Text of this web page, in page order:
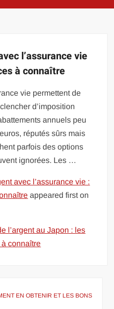
l’assurance vie
à connaître
vie permettent de
d’imposition
annuels peu
réputés sûrs mais
parfois des options
ignorées. Les …
avec l’assurance vie :
appeared first on
l’argent au Japon : les
connaître
EN OBTENIR ET LES BONS